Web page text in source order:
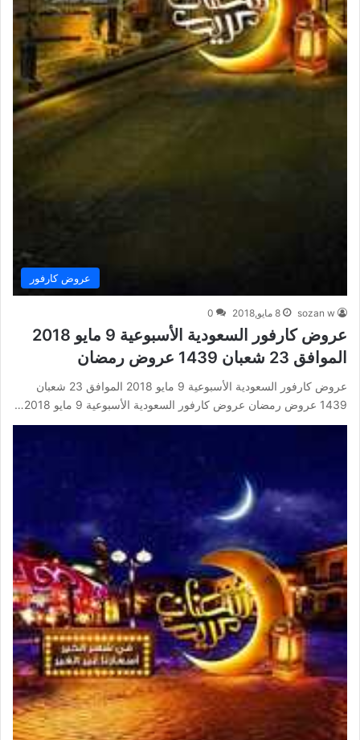
عروض كارفور
sozan w 8 مايو,2018 0
عروض كارفور السعودية الأسبوعية 9 مايو 2018
الموافق 23 شعبان 1439 عروض رمضان
عروض كارفور السعودية الأسبوعية 9 مايو 2018 الموافق 23 شعبان
1439 عروض رمضان عروض كارفور السعودية الأسبوعية 9 مايو 2018…